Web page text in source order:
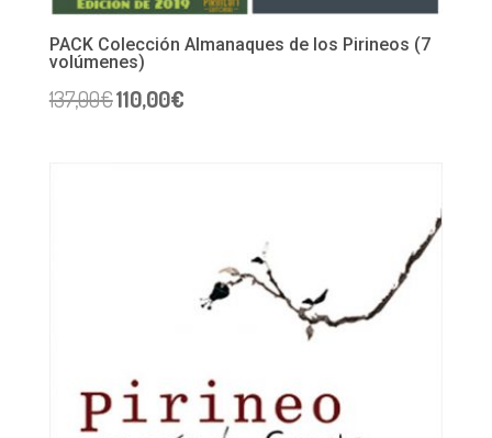
PACK Colección Almanaques de los Pirineos (7
volúmenes)
137,00€El
110,00€El